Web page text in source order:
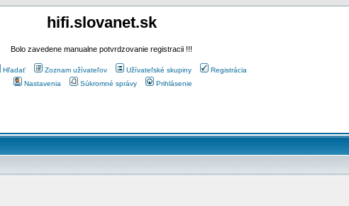
hifi.slovanet.sk
Bolo zavedene manualne potvrdzovanie registracii !!!
Hľadať Zoznam užívateľov Užívateľské skupiny
Registrácia
Nastavenia
Súkromné správy Prihlásenie